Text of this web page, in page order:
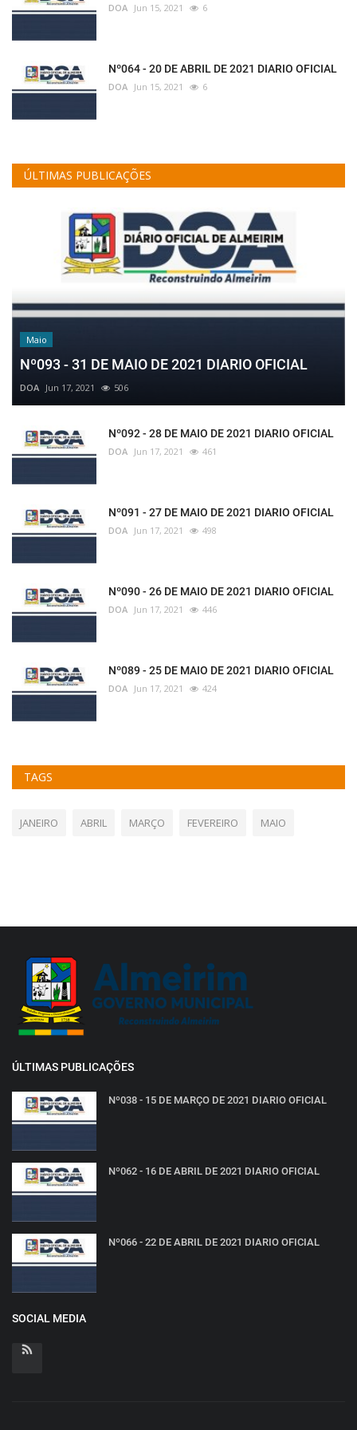
DOA Jun 15, 2021 6
Nº064 - 20 DE ABRIL DE 2021 DIARIO OFICIAL
DOA Jun 15, 2021 6
ÚLTIMAS PUBLICAÇÕES
Maio
Nº093 - 31 DE MAIO DE 2021 DIARIO OFICIAL
DOA Jun 17, 2021 506
Nº092 - 28 DE MAIO DE 2021 DIARIO OFICIAL
DOA Jun 17, 2021 461
Nº091 - 27 DE MAIO DE 2021 DIARIO OFICIAL
DOA Jun 17, 2021 498
Nº090 - 26 DE MAIO DE 2021 DIARIO OFICIAL
DOA Jun 17, 2021 446
Nº089 - 25 DE MAIO DE 2021 DIARIO OFICIAL
DOA Jun 17, 2021 424
TAGS
JANEIRO ABRIL MARÇO FEVEREIRO MAIO
ÚLTIMAS PUBLICAÇÕES
Nº038 - 15 DE MARÇO DE 2021 DIARIO OFICIAL
Nº062 - 16 DE ABRIL DE 2021 DIARIO OFICIAL
Nº066 - 22 DE ABRIL DE 2021 DIARIO OFICIAL
SOCIAL MEDIA